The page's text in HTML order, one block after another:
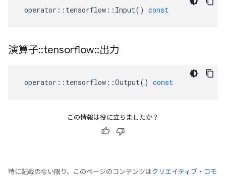
operator :: tensorflow :: Input() const
演算子::tensorflow::出力
operator :: tensorflow ::Output() const
この情報は役に立ちましたか？
特に記載のない限り、このページのコンテンツはクリエイティブ・コモ